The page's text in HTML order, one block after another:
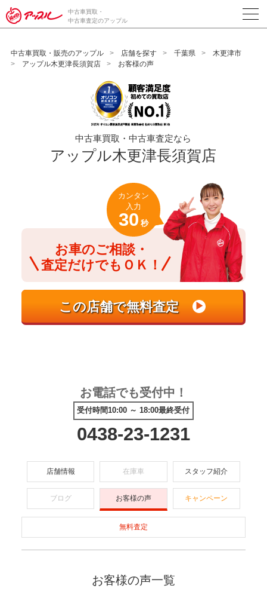
/*ABテスト_新規査定フォームの為のCVボタン*/
中古車買取・
中古車査定のアップル
中古車買取・販売のアップル 店舗を探す 千葉県
木更津市
アップル木更津長須賀店
お客様の声
中古車買取・中古車査定なら
アップル木更津長須賀店
お車のご相談・
査定だけでもＯＫ！
カンタン
入力
30 秒
お電話でも受付中！
受付時間10:00 ～ 18:00最終受付
0438-23-1231
店舗情報 在庫車 スタッフ紹介
ブログ お客様の声 キャンペーン
無料査定
お客様の声一覧